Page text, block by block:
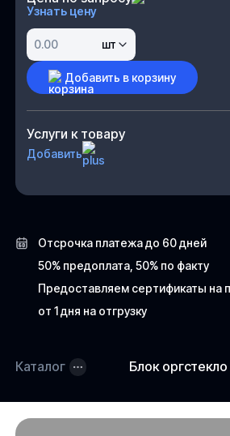
Отсрочка платежа до 60 дней
50% предоплата, 50% по факту
Предоставляем сертификаты на
от 1 дня на отгрузку
Узнать цену
шт
Добавить в корзину
Услуги к товару
Добавить
Каталог Блок